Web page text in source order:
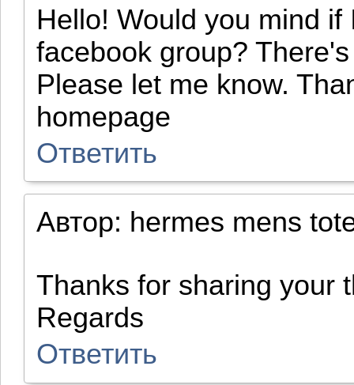
Hello! Would you mind
facebook group?
Please let me know.
homepage
Ответить
Автор: hermes mens
Thanks for sharing your
Regards
Ответить